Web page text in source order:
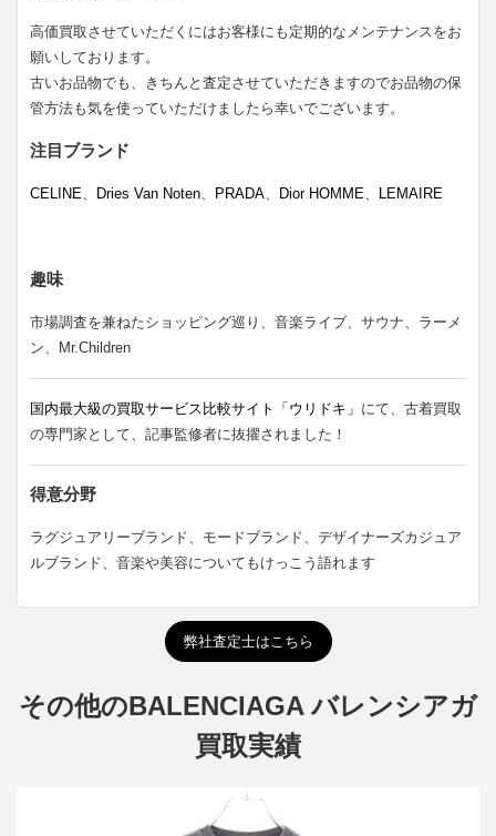
高価買取させていただくにはお客様にも定期的なメンテナンスをお
願いしております。
古いお品物でも、きちんと査定させていただきますのでお品物の保
管方法も気を使っていただけましたら幸いでございます。
注目ブランド
CELINE、 Dries Van Noten、 PRADA、 Dior HOMME、 LEMAIRE
趣味
市場調査を兼ねたショッピング巡り、音楽ライブ、サウナ、ラーメ
ン、Mr.Children
国内最大級の買取サービス比較サイト「ウリドキ」 にて、古着買取
の専門家として、記事監修者に抜擢されました！
得意分野
ラグジュアリーブランド、モードブランド、デザイナーズカジュア
ルブランド、音楽や美容についてもけっこう語れます
弊社査定士はこちら
その他のBALENCIAGA バレンシアガ
買取実績